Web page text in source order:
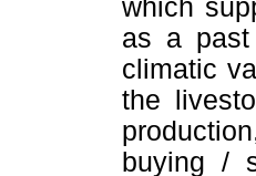
which
as a past
climatic
the
buying /